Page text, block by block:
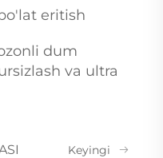
eritish
dum
va ultra
Keyingi